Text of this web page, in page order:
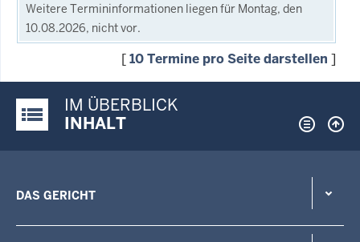
Weitere Termininformationen liegen für Montag, den
10.08.2026, nicht vor.
[10 Termine pro Seite darstellen ]
Justiz-Portal im Überblick:
IM ÜBERBLICK
INHALT
DAS GERICHT